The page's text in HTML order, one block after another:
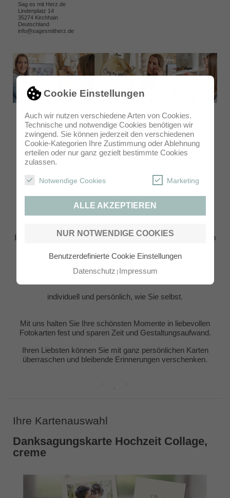
Cookie Einstellungen
Auch wir nutzen verschiedene Arten von Cookies.
Technische und notwendige Cookies benötigen wir
zwingend. Sie können jederzeit den verschiedenen
Cookie-Kategorien Ihre Zustimmung oder Ablehnung
erteilen oder nur ganz gezielt bestimmte Cookies
zulassen.
Notwendige Cookies Marketing
ALLE AKZEPTIEREN
NUR NOTWENDIGE COOKIES
Benutzerdefinierte Cookie Einstellungen
Datenschutz Impressum
Sag es mit Herz.de
Lindenplatz 14
35274 Kirchhain
Deutschland
info@sagesmitherz.de
Individuelle Gestaltung
inklusive!
Machen Sie sich keine Gedanken um Schriftgrößen,
Bildausschnitte und die passenden Farben. Wir übernehmen
DANKESKARTEN HOCHZEIT
individuell und persönlich, wie Sie selbst.
Mit uns halten Sie Ihre schönsten Momente in liebevollen
Fotokarten fest und sparen Zeit und Gestaltungsaufwand.
Ihren Liebsten können Sie mit ganz persönlichen Karten
überraschen und bleibende Erinnerungen verschenken.
Ihre Kartenauswahl
Danksagungskarte Hochzeit Collage,
creme